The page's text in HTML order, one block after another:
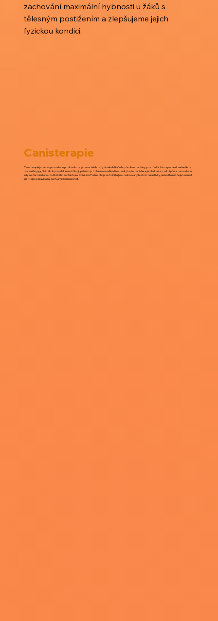
zachování maximální hybnosti u žáků s
tělesným postižením a zlepšujeme jejich
fyzickou kondici.
Canisterapie
Canisterapie je název pro metodu pozitivního psychosociálního a fyziorehabilitačního působení na žáky, prostřednictvím speciálně vedeného a
cvičenéhopsa.Naši školu pravidelně navštěvují psi různých plemen a velikostí na poskytování canisterapie. Jedná se o velmi přínosnou metodu,
kdy se žáci dostanou do blízkého kontaktu se zvířetem. Podle schopností dítěte jsou realizovány buď různé aktivity, nebo dítě může jen vnímat
srst, teplo a pravidelný dech, a v klidu relaxovat.